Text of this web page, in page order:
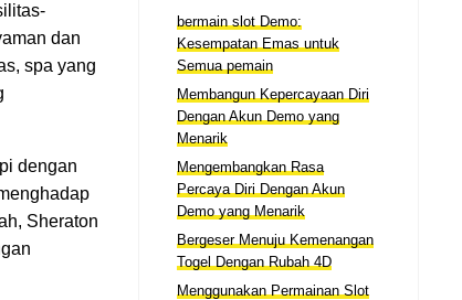
dan
spa yang
dengan
Sheraton
bermain slot Demo:
Kesempatan Emas untuk
Semua pemain
Membangun Kepercayaan Diri
Dengan Akun Demo yang
Menarik
Mengembangkan Rasa
Percaya Diri Dengan Akun
Demo yang Menarik
Bergeser Menuju Kemenangan
Togel Dengan Rubah 4D
Menggunakan Permainan Slot